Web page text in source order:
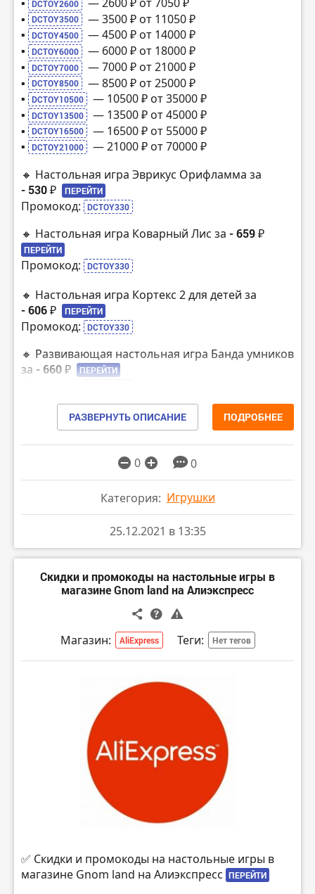
DCTOY2600
▪️
DCTOY3500
— 3500 ₽ от 11050 ₽
▪️
DCTOY4500
— 4500 ₽ от 14000 ₽
▪️
DCTOY6000
— 6000 ₽ от 18000 ₽
▪️
DCTOY7000
— 7000 ₽ от 21000 ₽
▪️
DCTOY8500
— 8500 ₽ от 25000 ₽
▪️
DCTOY10500
— 10500 ₽ от 35000 ₽
▪️
DCTOY13500
— 13500 ₽ от 45000 ₽
▪️
DCTOY16500
— 16500 ₽ от 55000 ₽
▪️
DCTOY21000
— 21000 ₽ от 70000 ₽
🔸 Настольная игра Эврикус Орифламма за
- 530 ₽ ПЕРЕЙТИ
Промокод: DCTOY330
🔸 Настольная игра Коварный Лис за - 659 ₽
ПЕРЕЙТИ
Промокод: DCTOY330
🔸 Настольная игра Кортекс 2 для детей за
- 606 ₽ ПЕРЕЙТИ
Промокод: DCTOY330
🔸 Развивающая настольная игра Банда умников
за - 660 ₽ ПЕРЕЙТИ
🔸 Настольная игра Запретный остров за- 849 ₽
ПЕРЕЙТИ
Промокод: DCTOY400
🔸 Настольная игра Большая Бродилка за
DCTOY400
🔸 Настольная игра Живые истории за
ПЕРЕЙТИ
Промокод:
🔸 Настольная игра Картахена за- 963 ₽
🔸 Настольная игра Катамино за - 1499 ₽
РАЗВЕРНУТЬ ОПИСАНИЕ ПОДРОБНЕЕ
0 0
Категория: Игрушки
25.12.2021 в 13:35
Скидки и промокоды на настольные игры в
магазине Gnom land на Алиэкспресс
Магазин: AliExpress Теги: Нет тегов
✅ Скидки и промокоды на настольные игры в
магазине Gnom land на Алиэкспресс ПЕРЕЙТИ